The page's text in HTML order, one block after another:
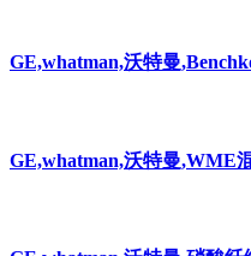
GE,whatman,沃特曼
GE,whatman,沃特曼,WME